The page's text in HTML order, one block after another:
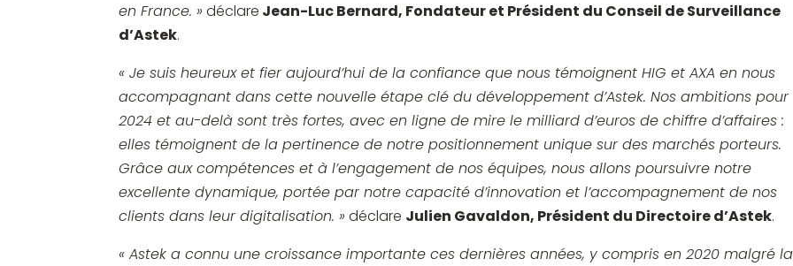
en France. » déclare Jean-Luc Bernard, Fondateur et Président du Conseil de Surveillance
d’Astek.
« Je suis heureux et fier aujourd’hui de la confiance que nous témoignent HIG et AXA en nous
accompagnant dans cette nouvelle étape clé du développement d’Astek. Nos ambitions pour
2024 et au-delà sont très fortes, avec en ligne de mire le milliard d’euros de chiffre d’affaires :
elles témoignent de la pertinence de notre positionnement unique sur des marchés porteurs.
Grâce aux compétences et à l’engagement de nos équipes, nous allons poursuivre notre
excellente dynamique, portée par notre capacité d’innovation et l’accompagnement de nos
clients dans leur digitalisation. » déclare Julien Gavaldon, Président du Directoire d’Astek.
« Astek a connu une croissance importante ces dernières années, y compris en 2020 malgré la